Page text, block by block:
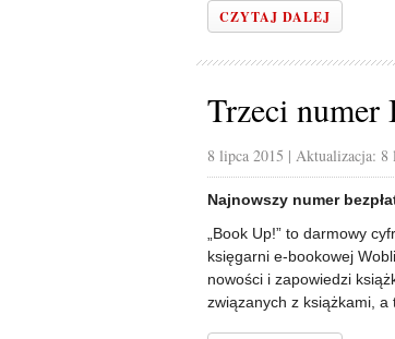
CZYTAJ DALEJ
Trzeci
8 lipca 2015 | Aktualizacja: 8
Najnowszy numer
„Book Up!” to darmowy
księgarni e-bookowej
nowości i zapowiedzi
związanych z książkami,